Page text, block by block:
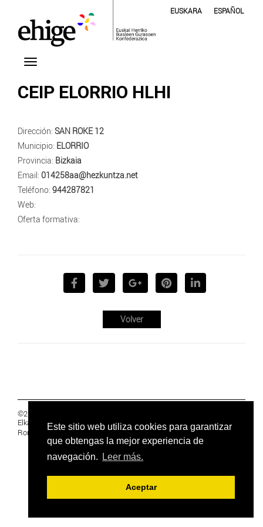
Este sitio web utiliza cookies para garantizar
que obtengas la mejor experiencia de
navegación.
Leer más.
Aceptar
EUSKARA ESPAÑOL
CEIP ELORRIO HLHI
Dirección: SAN ROKE 12
Municipio: ELORRIO
Provincia: Bizkaia
Email: 014258aa@hezkuntza.net
Teléfono: 944287821
Web:
Oferta formativa:
Volver
©2019 Euskal Herriko Ikasleen Gurasoen
Elkartea -PRIVACIDAD
Ronda 27, 1 Ezk, 48005 Bilbao, Bizkaia